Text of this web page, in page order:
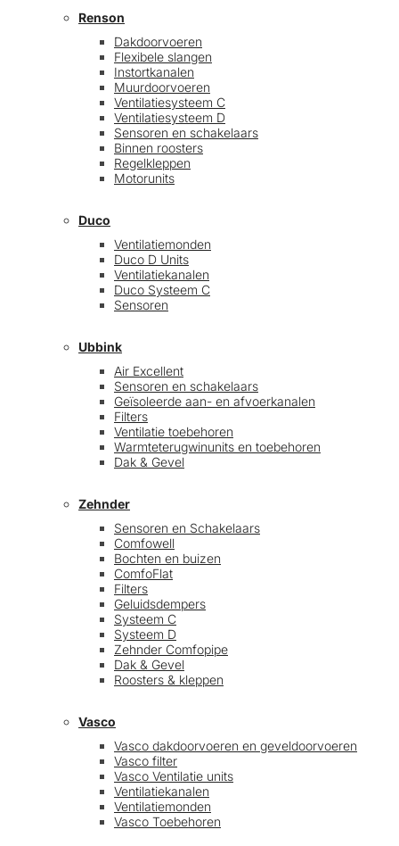
Renson
Dakdoorvoeren
Flexibele slangen
Instortkanalen
Muurdoorvoeren
Ventilatiesysteem C
Ventilatiesysteem D
Sensoren en schakelaars
Binnen roosters
Regelkleppen
Motorunits
Duco
Ventilatiemonden
Duco D Units
Ventilatiekanalen
Duco Systeem C
Sensoren
Ubbink
Air Excellent
Sensoren en schakelaars
Geïsoleerde aan- en afvoerkanalen
Filters
Ventilatie toebehoren
Warmteterugwinunits en toebehoren
Dak & Gevel
Zehnder
Sensoren en Schakelaars
Comfowell
Bochten en buizen
ComfoFlat
Filters
Geluidsdempers
Systeem C
Systeem D
Zehnder Comfopipe
Dak & Gevel
Roosters & kleppen
Vasco
Vasco dakdoorvoeren en geveldoorvoeren
Vasco filter
Vasco Ventilatie units
Ventilatiekanalen
Ventilatiemonden
Vasco Toebehoren